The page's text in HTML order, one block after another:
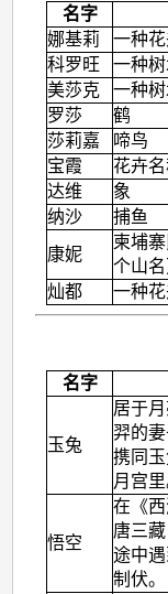
名字
娜基莉
一种
科罗旺
一种
美莎克
一种
罗莎
鹤
莎莉嘉
啼鸟
宝霞
花卉
达维
象
纳沙
捕鱼
康妮
柬埔
个山名
灿都
一种
名字
玉兔
居于
羿的
携同
月宫里
悟空
在《
唐三
途中
制伏。